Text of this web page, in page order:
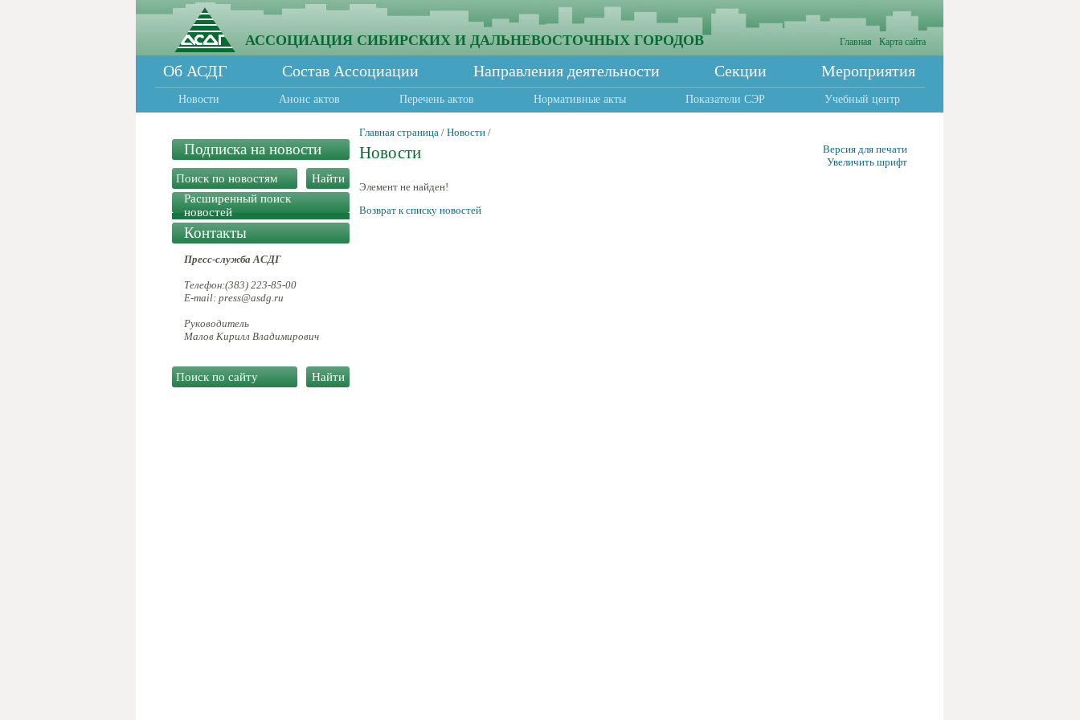
АССОЦИАЦИЯ СИБИРСКИХ И ДАЛЬНЕВОСТОЧНЫХ ГОРОДОВ Главная Карта сайта
Об АСДГ Состав Ассоциации Направления деятельности Секции Мероприятия
Новости Анонс актов Перечень актов Нормативные акты Показатели СЭР Учебный центр
Подписка на новости
Расширенный поиск
новостей
Контакты
Пресс-служба АСДГ
Телефон:(383) 223-85-00
E-mail: press@asdg.ru
Руководитель
Малов Кирилл Владимирович
Главная страница / Новости /
Новости
Версия для печати
Увеличить шрифт
Элемент не найден!
Возврат к списку новостей